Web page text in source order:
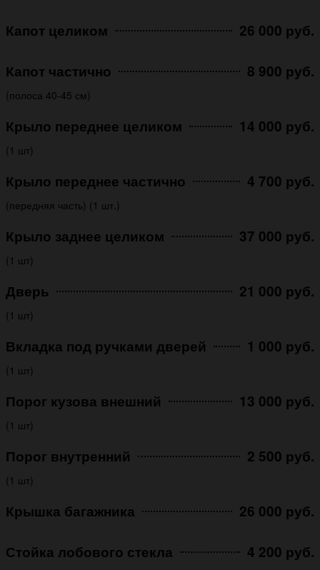
Капот целиком 26 000 руб.
Капот частично 8 900 руб.
(полоса 40-45 см)
Крыло переднее целиком 14 000 руб.
(1 шт)
Крыло переднее частично 4 700 руб.
(передняя часть) (1 шт.)
Крыло заднее целиком 37 000 руб.
(1 шт)
Дверь 21 000 руб.
(1 шт)
Вкладка под ручками дверей 1 000 руб.
(1 шт)
Порог кузова внешний 13 000 руб.
(1 шт)
Порог внутренний 2 500 руб.
(1 шт)
Крышка багажника 26 000 руб.
Стойка лобового стекла 4 200 руб.